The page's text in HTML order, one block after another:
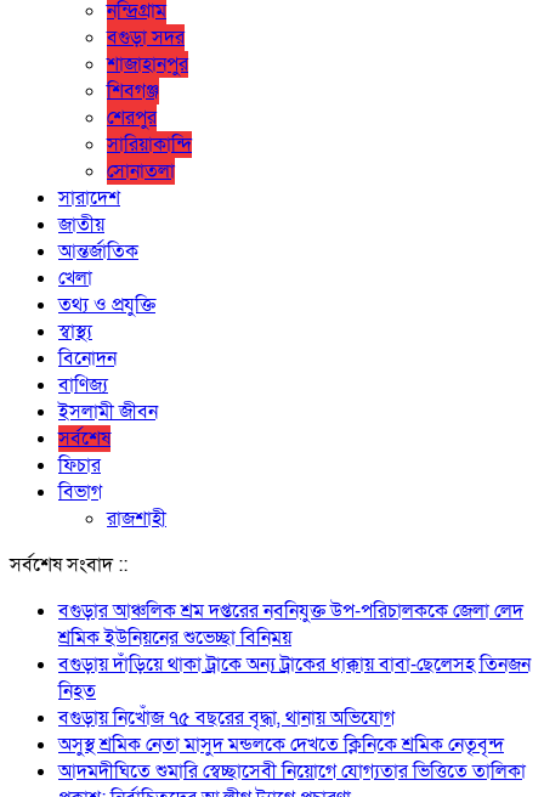
নন্দ্রিগ্রাম
বগুড়া সদর
শাজাহানপুর
শিবগঞ্জ
শেরপুর
সারিয়াকান্দি
সোনাতলা
সারাদেশ
জাতীয়
আন্তর্জাতিক
খেলা
তথ্য ও প্রযুক্তি
স্বাস্থ্য
বিনোদন
বাণিজ্য
ইসলামী জীবন
সর্বশেষ
ফিচার
বিভাগ
রাজশাহী
সর্বশেষ সংবাদ ::
বগুড়ার আঞ্চলিক শ্রম দপ্তরের নবনিযুক্ত উপ-পরিচালককে জেলা লেদ
শ্রমিক ইউনিয়নের শুভেচ্ছা বিনিময়
বগুড়ায় দাঁড়িয়ে থাকা ট্রাকে অন্য ট্রাকের ধাক্কায় বাবা-ছেলেসহ তিনজন
নিহত
বগুড়ায় নিখোঁজ ৭৫ বছরের বৃদ্ধা, থানায় অভিযোগ
অসুস্থ শ্রমিক নেতা মাসুদ মন্ডলকে দেখতে ক্লিনিকে শ্রমিক নেতৃবৃন্দ
আদমদীঘিতে শুমারি স্বেচ্ছাসেবী নিয়োগে যোগ্যতার ভিত্তিতে তালিকা